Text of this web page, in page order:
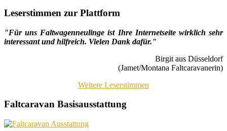
Leserstimmen zur Plattform
"Für uns Faltwagenneulinge ist Ihre Internetseite wirklich sehr
interessant und hilfreich. Vielen Dank dafür."
Birgit aus Düsseldorf
(Jamet/Montana Faltcaravanerin)
Weitere Leserstimmen
Faltcaravan Basisausstattung